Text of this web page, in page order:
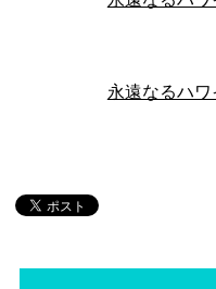
永遠なるハ